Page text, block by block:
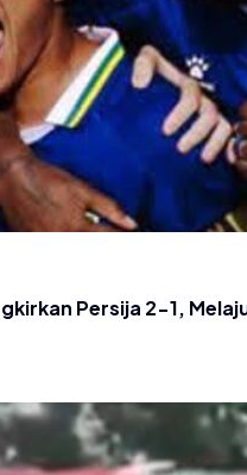
Persija 2-1,